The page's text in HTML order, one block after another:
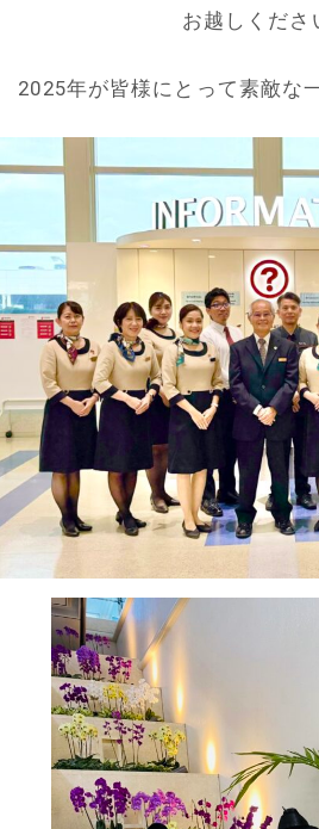
お越しくださ
2025年が皆様にとって素敵な